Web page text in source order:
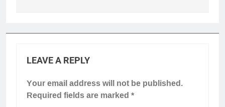
LEAVE A REPLY
Your email address will not be published.
Required fields are marked*